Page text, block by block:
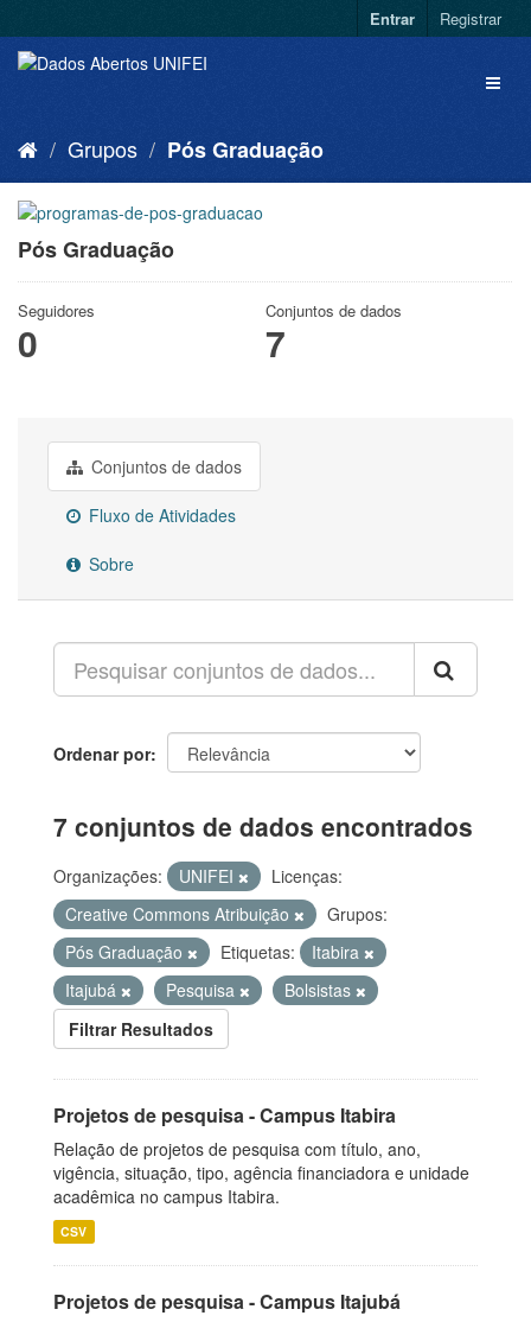
Entrar Registrar
Grupos Pós Graduação
Pós Graduação
Seguidores
0
Conjuntos de dados
7
Conjuntos de dados
Fluxo de Atividades
Sobre
Ordenar por
7 conjuntos de dados encontrados
Organizações: UNIFEI
Licenças:
Creative Commons Atribuição
Grupos:
Pós Graduação
Etiquetas:
Itabira
Itajubá
Pesquisa
Bolsistas
Filtrar Resultados
Projetos de pesquisa - Campus Itabira
Relação de projetos de pesquisa com título, ano,
vigência, situação, tipo, agência financiadora e unidade
acadêmica no campus Itabira.
CSV
Projetos de pesquisa - Campus Itajubá